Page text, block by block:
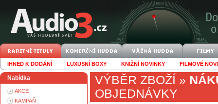
IHNED K DODÁNÍ LUXUSNÍ BOXY KNIŽNÍ NOVINKY FILMOVÉ
Nabídka
AKCE
KAMPAŇ
VÝBĚR ZBOŽÍ »
OBJEDNÁVKY